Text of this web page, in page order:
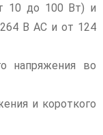
10 до 100 Вт) и
В АС и от 124
напряжения во
и короткого